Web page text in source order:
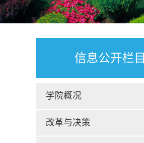
信息公开栏目
学院概况
改革与决策